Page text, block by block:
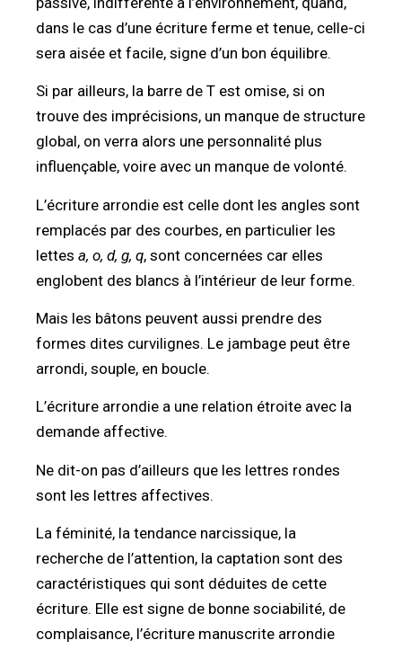
dans le cas d’une écriture ferme et tenue, celle-ci
sera aisée et facile, signe d’un bon équilibre.
Si par ailleurs, la barre de T est omise, si on
trouve des imprécisions, un manque de structure
global, on verra alors une personnalité plus
influençable, voire avec un manque de volonté.
L’écriture arrondie est celle dont les angles sont
remplacés par des courbes, en particulier les
lettes a, o, d, g, q, sont concernées car elles
englobent des blancs à l’intérieur de leur forme.
Mais les bâtons peuvent aussi prendre des
formes dites curvilignes. Le jambage peut être
arrondi, souple, en boucle.
L’écriture arrondie a une relation étroite avec la
demande affective.
Ne dit-on pas d’ailleurs que les lettres rondes
sont les lettres affectives.
La féminité, la tendance narcissique, la
recherche de l’attention, la captation sont des
caractéristiques qui sont déduites de cette
écriture. Elle est signe de bonne sociabilité, de
complaisance, l’écriture manuscrite arrondie